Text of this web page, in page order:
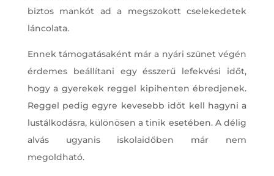
biztos mankót ad a megszokott cselekedetek
láncolata.
Ennek támogatásaként már a nyári szünet végén
érdemes beállítani egy ésszerű lefekvési időt,
hogy a gyerekek reggel kipihenten ébredjenek.
Reggel pedig egyre kevesebb időt kell hagyni a
lustálkodásra, különösen a tinik esetében. A délig
alvás ugyanis iskolaidőben már nem
megoldható.